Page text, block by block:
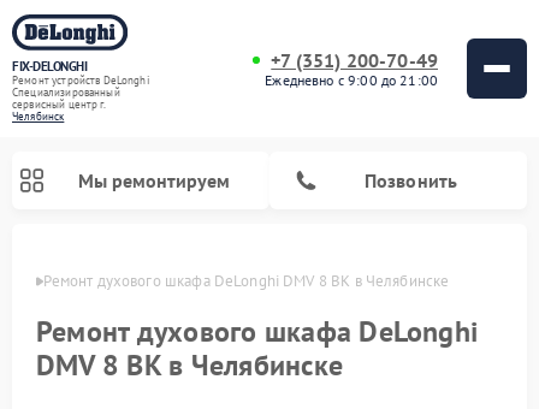
FIX-DELONGHI
Ремонт устройств DeLonghi
Специализированный
cервисный центр г.
Челябинск
+7 (351) 200-70-49
Ежедневно с 9:00 до 21:00
Мы ремонтируем Позвонить
Ремонт духового шкафа DeLonghi DMV 8 BK в Челябинске
Ремонт духового шкафа DeLonghi
DMV 8 BK в Челябинске